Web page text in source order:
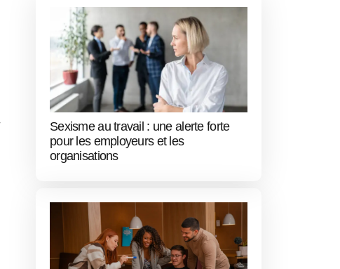
Sexisme au travail : une alerte forte
pour les employeurs et les
organisations